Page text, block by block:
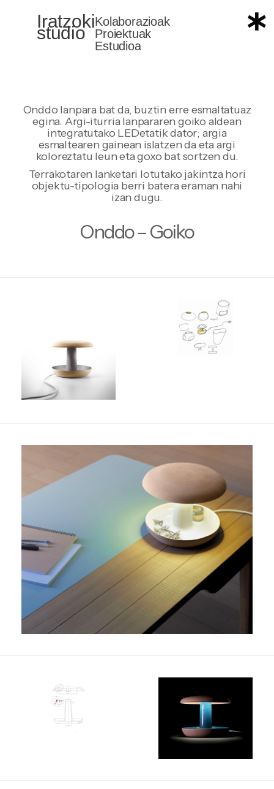
Iratzoki
studio
Kolaborazioak
Proiektuak
Estudioa
Onddo lanpara bat da, buztin erre esmaltatuaz
egina. Argi-iturria lanpararen goiko aldean
integratutako LEDetatik dator; argia
esmaltearen gainean islatzen da eta argi
koloreztatu leun eta goxo bat sortzen du.
Terrakotaren lanketari lotutako jakintza hori
objektu-tipologia berri batera eraman nahi
izan dugu.
Onddo – Goiko